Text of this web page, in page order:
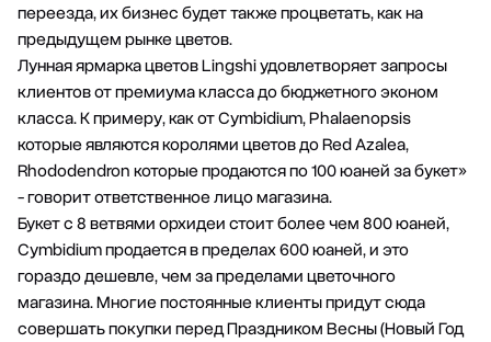
переезда, их бизнес будет также процветать, как на
предыдущем рынке цветов.
Лунная ярмарка цветов Lingshi удовлетворяет запросы
клиентов от премиума класса до бюджетного эконом
класса. К примеру, как от Cymbidium, Phalaenopsis
которые являются королями цветов до Red Azalea,
Rhododendron которые продаются по 100 юаней за букет»
- говорит ответственное лицо магазина.
Букет с 8 ветвями орхидеи стоит более чем 800 юаней,
Cymbidium продается в пределах 600 юаней, и это
гораздо дешевле, чем за пределами цветочного
магазина. Многие постоянные клиенты придут сюда
совершать покупки перед Праздником Весны (Новый Год